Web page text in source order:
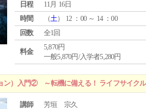
日程
11月 16日
時間
（土） 12 ：00 ～ 14 ：00
回数
全1回
料金
5,870円
一般5,870円/入学者5,280円
ン）入門② ～転機に備える！ ライフサイク
講師
芳垣 宗久